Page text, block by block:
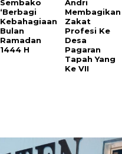
Sembako
‘Berbagi
Kebahagiaan
Bulan
Ramadan
1444 H
Andri
Membagikan
Zakat
Profesi Ke
Desa
Pagaran
Tapah Yang
Ke VII